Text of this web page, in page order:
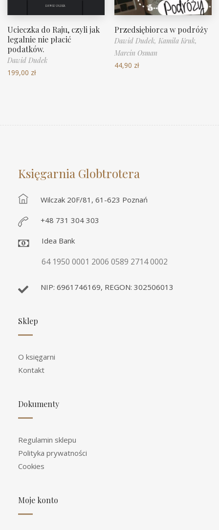
Ucieczka do Raju, czyli jak
legalnie nie płacić
podatków.
Dawid Dudek
199,00 zł
Przedsiębiorca w podróży
Dawid Dudek, Kamila Kruk,
Marcin Osman
44,90 zł
Księgarnia Globtrotera
Wilczak 20F/81, 61-623 Poznań
+48 731 304 303
Idea Bank
64 1950 0001 2006 0589 2714 0002
NIP: 6961746169, REGON: 302506013
Sklep
O księgarni
Kontakt
Dokumenty
Regulamin sklepu
Polityka prywatności
Cookies
Moje konto